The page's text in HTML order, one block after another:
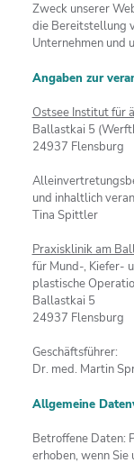
Zweck unserer
die Bereitstellung
Unternehmen und
Angaben zur
Ostsee Institut für
Ballastkai 5
24937 Flensburg
und inhaltlich
Tina Spittler
Praxisklinik am
für Mund-, Kiefer-
plastische
Ballastkai 5
24937 Flensburg
Geschäftsführer:
Dr. med. Martin
Allgemeine
Betroffene Daten:
erhoben, wenn Sie